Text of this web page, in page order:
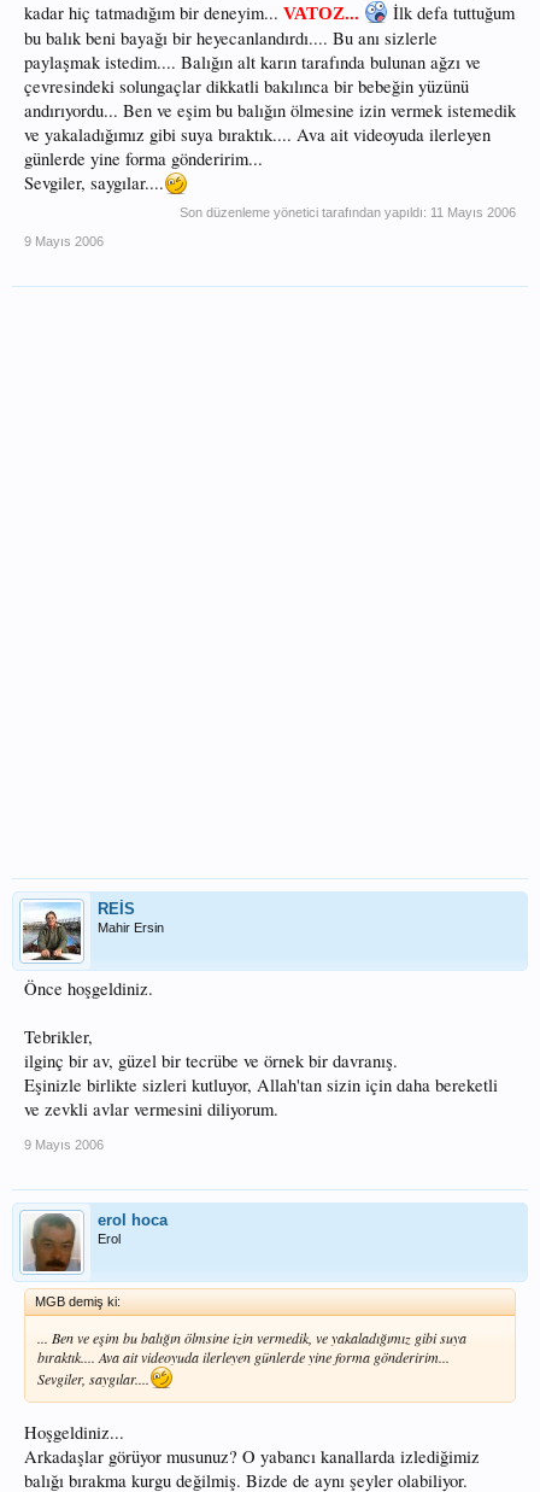
kadar hiç tatmadığım bir deneyim... VATOZ...
İlk defa tuttuğum
bu balık beni bayağı bir heyecanlandırdı.... Bu anı sizlerle
paylaşmak istedim.... Balığın alt karın tarafında bulunan ağzı ve
çevresindeki solungaçlar dikkatli bakılınca bir bebeğin yüzünü
andırıyordu... Ben ve eşim bu balığın ölmesine izin vermek istemedik
ve yakaladığımız gibi suya bıraktık.... Ava ait videoyuda ilerleyen
günlerde yine forma gönderirim...
Sevgiler, saygılar....
Son düzenleme yönetici tarafından yapıldı: 11 Mayıs 2006
9 Mayıs 2006
REİS
Mahir Ersin
Önce hoşgeldiniz.
Tebrikler,
ilginç bir av, güzel bir tecrübe ve örnek bir davranış.
Eşinizle birlikte sizleri kutluyor, Allah'tan sizin için daha bereketli
ve zevkli avlar vermesini diliyorum.
9 Mayıs 2006
erol hoca
Erol
MGB demiş ki:
... Ben ve eşim bu balığın ölmsine izin vermedik, ve yakaladığımız gibi suya
bıraktık.... Ava ait videoyuda ilerleyen günlerde yine forma gönderirim...
Sevgiler, saygılar....
Hoşgeldiniz...
Arkadaşlar görüyor musunuz? O yabancı kanallarda izlediğimiz
balığı bırakma kurgu değilmiş. Bizde de aynı şeyler olabiliyor.